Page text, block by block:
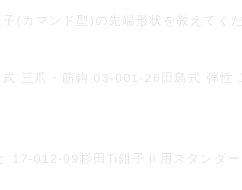
カマンド型)の先端形状を教えてくだ
三爪・筋鈎,03-001-26田島式 弾性
17-012-09杉田Ti鉗子Ⅱ用スタンダー